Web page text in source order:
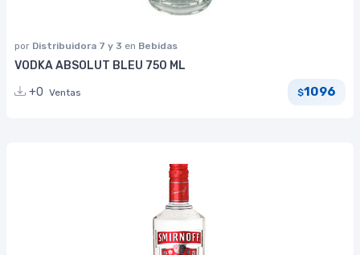
por Distribuidora 7 y 3 en Bebidas
VODKA ABSOLUT BLEU 750 ML
+0 Ventas $1096